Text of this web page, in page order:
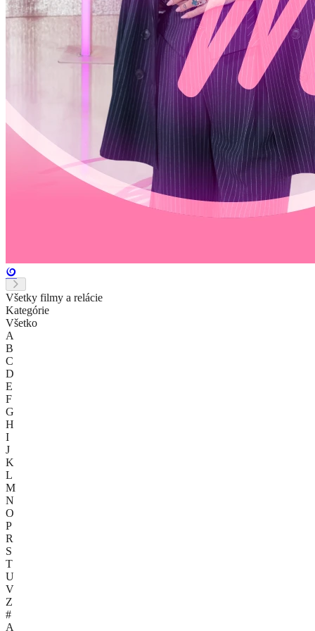
Všetky filmy a relácie
Kategórie
Všetko
A
B
C
D
E
F
G
H
I
J
K
L
M
N
O
P
R
S
T
U
V
Z
#
A